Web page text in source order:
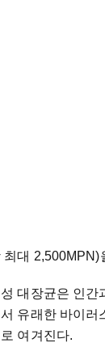
최대 2,500MPN)
대장균은 인간
유래한 바이러
여겨진다.